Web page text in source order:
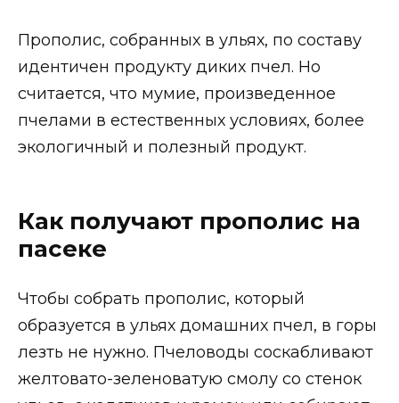
Прополис, собранных в ульях, по составу
идентичен продукту диких пчел. Но
считается, что мумие, произведенное
пчелами в естественных условиях, более
экологичный и полезный продукт.
Как получают прополис на
пасеке
Чтобы собрать прополис, который
образуется в ульях домашних пчел, в горы
лезть не нужно. Пчеловоды соскабливают
желтовато-зеленоватую смолу со стенок